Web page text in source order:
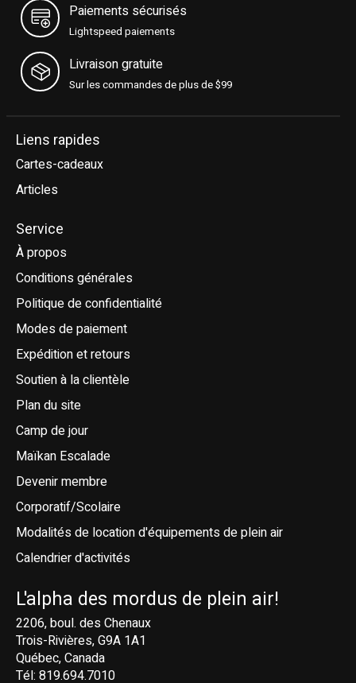
Paiements sécurisés
Lightspeed paiements
Livraison gratuite
Sur les commandes de plus de $99
Liens rapides
Cartes-cadeaux
Articles
Service
À propos
Conditions générales
Politique de confidentialité
Modes de paiement
Expédition et retours
Soutien à la clientèle
Plan du site
Camp de jour
Maïkan Escalade
Devenir membre
Corporatif/Scolaire
Modalités de location d'équipements de plein air
Calendrier d'activités
L'alpha des mordus de plein air!
2206, boul. des Chenaux
Trois-Rivières, G9A 1A1
Québec, Canada
Tél: 819.694.7010